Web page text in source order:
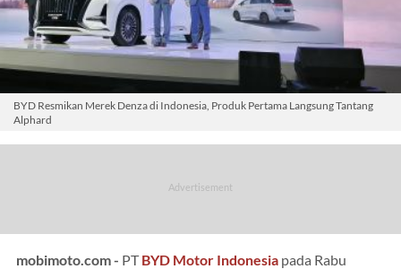
BYD Resmikan Merek Denza di Indonesia, Produk Pertama Langsung Tantang
Alphard
mobimoto.com - PTBYD Motor Indonesia pada Rabu